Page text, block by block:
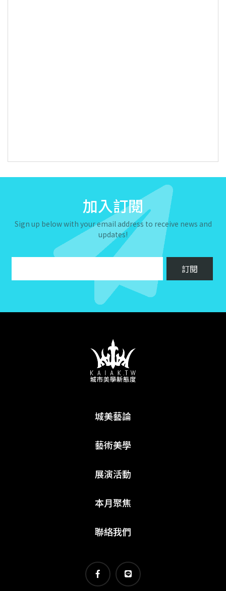
加入訂閱
Sign up below with your email address to receive news and
updates!
城美藝論
藝術美學
展演活動
本月聚焦
聯絡我們